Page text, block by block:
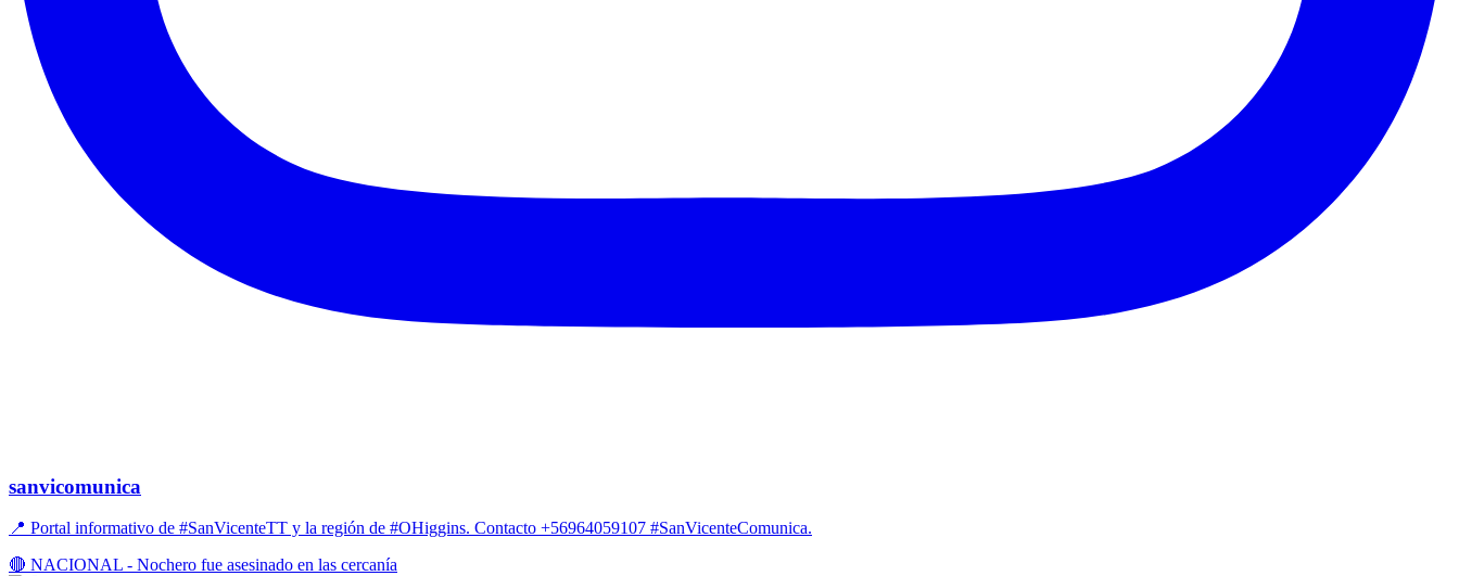
sanvicomunica
📍 Portal informativo de #SanVicenteTT y la región de #OHiggins. Contacto +56964059107 #SanVicenteComunica.
🔴 NACIONAL - Nochero fue asesinado en las cercanía